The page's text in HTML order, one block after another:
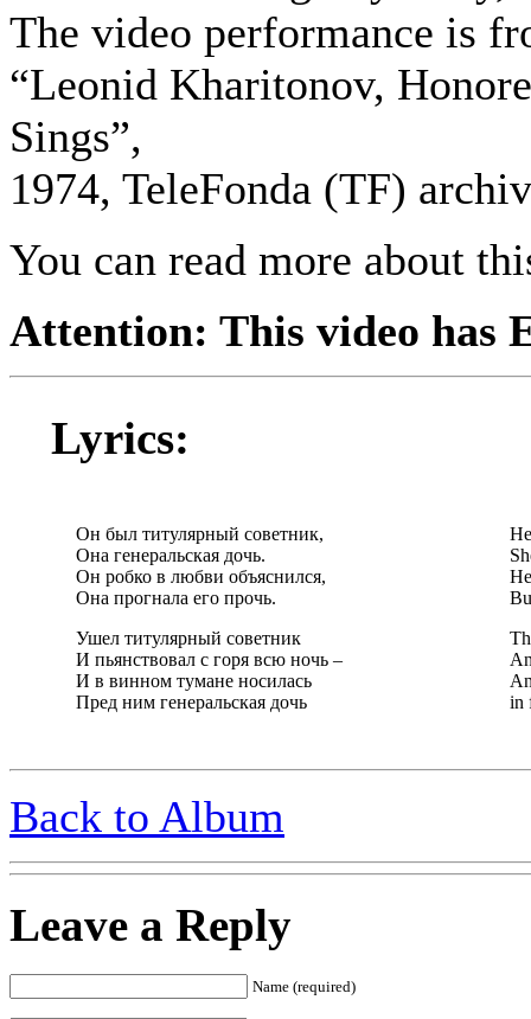
The video performance is
“Leonid Kharitonov,
Sings”,
1974, TeleFonda (TF)
You can read more about
Attention: This video has
Lyrics:
Он был титулярный советник,
Она генеральская дочь.
Он робко в любви объяснился,
Она прогнала его прочь.
Ушел титулярный советник
И пьянствовал с горя всю ночь –
И в винном тумане носилась
Пред ним генеральская дочь
in
Back to Album
Leave a Reply
Name (required)